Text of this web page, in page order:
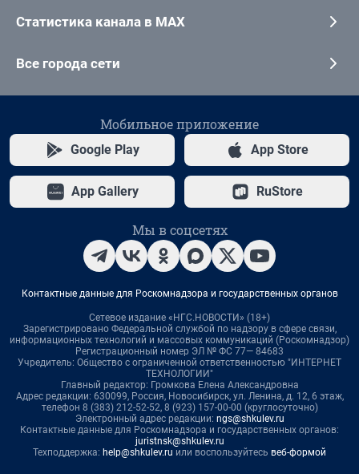
Статистика канала в MAX
Все города сети
Мобильное приложение
Google Play App Store
App Gallery RuStore
Мы в соцсетях
Контактные данные для Роскомнадзора и государственных органов
Сетевое издание «НГС.НОВОСТИ» (18+)
Зарегистрировано Федеральной службой по надзору в сфере связи,
информационных технологий и массовых коммуникаций (Роскомнадзор)
Регистрационный номер ЭЛ № ФС 77— 84683
Учредитель: Общество с ограниченной ответственностью "ИНТЕРНЕТ
ТЕХНОЛОГИИ"
Главный редактор: Громкова Елена Александровна
Адрес редакции: 630099, Россия, Новосибирск, ул. Ленина, д. 12, 6 этаж,
телефон 8 (383) 212-52-52, 8 (923) 157-00-00 (круглосуточно)
Электронный адрес редакции: ngs@shkulev.ru
Контактные данные для Роскомнадзора и государственных органов:
juristnsk@shkulev.ru
Техподдержка: help@shkulev.ru или воспользуйтесь веб-формой